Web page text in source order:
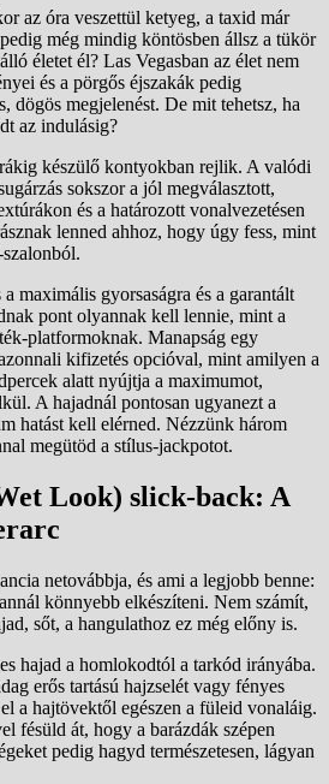
az óra veszettül ketyeg, a taxid már
még mindig köntösben állsz a tükör
életet él? Las Vegasban az élet nem
és a pörgős éjszakák pedig
dögös megjelenést. De mit tehetsz, ha
az indulásig?
készülő kontyokban rejlik. A valódi
sokszor a jól megválasztott,
és a határozott vonalvezetésen
lenned ahhoz, hogy úgy fess, mint
maximális gyorsaságra és a garantált
pont olyannak kell lennie, mint a
platformoknak. Manapság egy
kifizetés opcióval, mint amilyen a
alatt nyújtja a maximumot,
A hajadnál pontosan ugyanezt a
hatást kell elérned. Nézzünk három
megütöd a stílus-jackpotot.
Look) slick-back: A
netovábbja, és ami a legjobb benne:
könnyebb elkészíteni. Nem számít,
sőt, a hangulathoz ez még előny is.
hajad a homlokodtól a tarkód irányába.
erős tartású hajzselét vagy fényes
a hajtövektől egészen a füleid vonaláig.
fésüld át, hogy a barázdák szépen
pedig hagyd természetesen, lágyan